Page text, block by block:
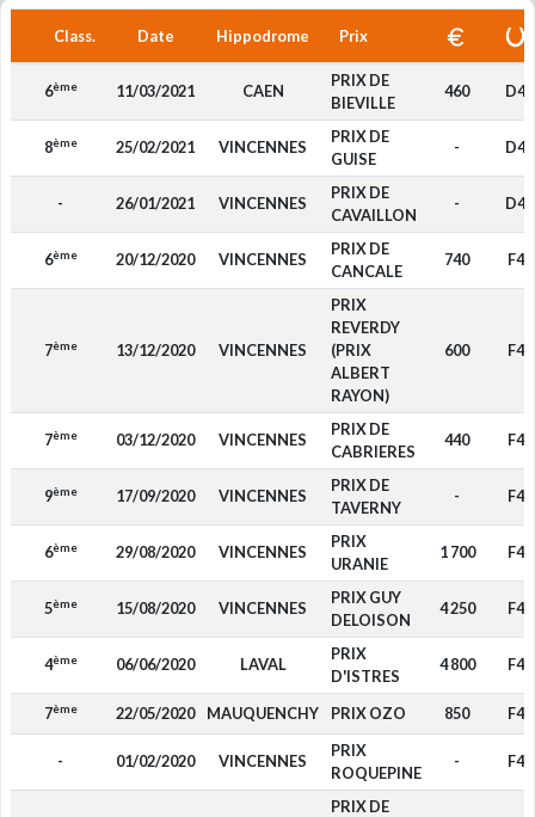
Class. Date Hippodrome Prix
6ème 11/03/2021 CAEN
PRIX DE
BIEVILLE
460 D4
8ème 25/02/2021 VINCENNES
PRIX DE
GUISE
- D4
- 26/01/2021 VINCENNES
PRIX DE
CAVAILLON
- D4
6ème 20/12/2020 VINCENNES
PRIX DE
CANCALE
740 F4
7ème 13/12/2020 VINCENNES
PRIX
REVERDY
(PRIX
ALBERT
RAYON)
600 F4
7ème 03/12/2020 VINCENNES
PRIX DE
CABRIERES
440 F4
9ème 17/09/2020 VINCENNES
PRIX DE
TAVERNY
- F4
6ème 29/08/2020 VINCENNES
PRIX
URANIE
1 700 F4
5ème 15/08/2020 VINCENNES
PRIX GUY
DELOISON
4 250 F4
4ème 06/06/2020 LAVAL
PRIX
D'ISTRES
4 800 F4
7ème 22/05/2020 MAUQUENCHY PRIX OZO 850 F4
- 01/02/2020 VINCENNES
PRIX
ROQUEPINE
- F4
PRIX DE